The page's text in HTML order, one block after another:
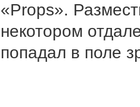
«Props».
некотором
попадал в поле